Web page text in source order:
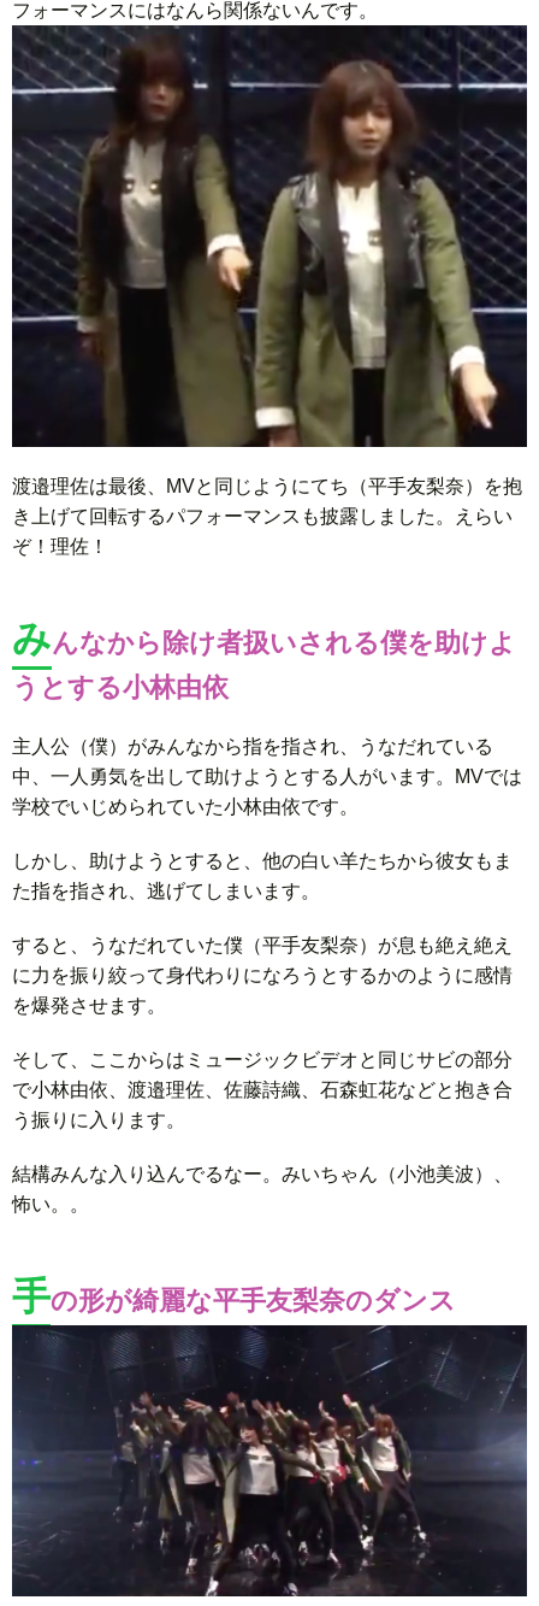
フォーマンスにはなんら関係ないんです。
渡邉理佐は最後、MVと同じようにてち（平手友梨奈）を抱
き上げて回転するパフォーマンスも披露しました。えらい
ぞ！理佐！
みんなから除け者扱いされる僕を助けよ
うとする小林由依
主人公（僕）がみんなから指を指され、うなだれている
中、一人勇気を出して助けようとする人がいます。MVでは
学校でいじめられていた小林由依です。
しかし、助けようとすると、他の白い羊たちから彼女もま
た指を指され、逃げてしまいます。
すると、うなだれていた僕（平手友梨奈）が息も絶え絶え
に力を振り絞って身代わりになろうとするかのように感情
を爆発させます。
そして、ここからはミュージックビデオと同じサビの部分
で小林由依、渡邉理佐、佐藤詩織、石森虹花などと抱き合
う振りに入ります。
結構みんな入り込んでるなー。みいちゃん（小池美波）、
怖い。。
手の形が綺麗な平手友梨奈のダンス